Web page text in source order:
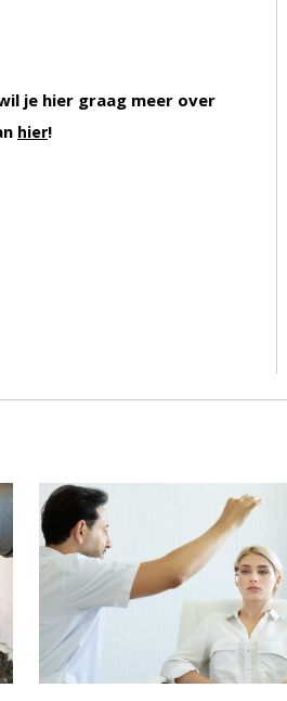
je hier graag meer over
hier!